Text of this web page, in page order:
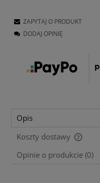
ZAPYTAJ O PRODUKT
DODAJ OPINIĘ
Opis
Koszty dostawy
Cena nie zawiera
Opinie o produkcie (0)